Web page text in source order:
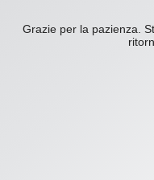
Grazie per la pazienza.